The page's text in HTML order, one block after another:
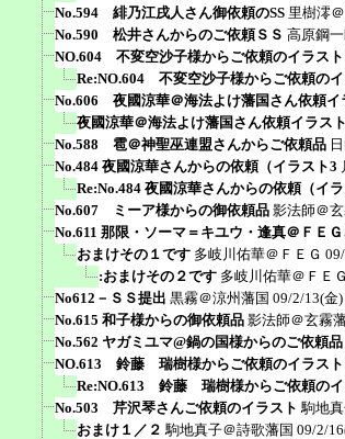
No.594 緋乃江戌人さん御依頼のSS 里樹澪
No.590 松井さんからのご依頼ＳＳ 高原鋼
NO.604 不変空沙子様からご依頼のイラスト
Re:NO.604 不変空沙子様からご依頼のイ
No.606 夜國涼華＠海法よけ藩国さん依頼イ
夜國涼華＠海法よけ藩国さん依頼イラス
No.588 雹＠神聖巫連盟さんからご依頼品
No.484 夜國涼華さんからの依頼（イラスト3
Re:No.484 夜國涼華さんからの依頼（イ
No.607 ミーア様からの御依頼品 影法師＠
No.611 那限・ソーマ＝キユウ・逢真＠ＦＥ
おまけその１です 多岐川佑華＠ＦＥＧ
:おまけその２です 多岐川佑華＠ＦＥＧ
No612－ＳＳ提出 黒霧＠涼州藩国 09/2/13(金
No.615 和子様からの御依頼品 影法師＠玄霧
No.562 ヤガミユマ@鍋の国様からのご依頼品
NO.613 鈴藤 瑞樹様からご依頼のイラスト
Re:NO.613 鈴藤 瑞樹様からご依頼のイ
No.503 芹沢琴さんご依頼のイラスト 駒地
おまけ１／２ 駒地真子＠詩歌藩国 09/2/